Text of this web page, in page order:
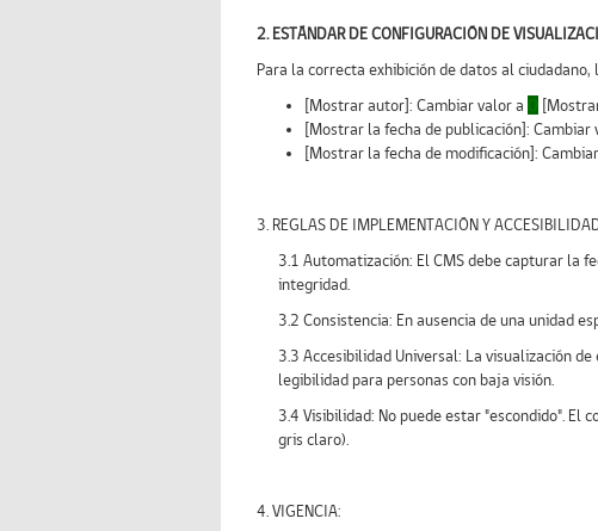
2. ESTÁNDAR DE CONFIGURACIÓN DE
Para la correcta exhibición de datos al
[Mostrar autor]: Cambiar valor a O
[Mostrar la fecha de publicación]: Cambiar
[Mostrar la fecha de modificación]:
3. REGLAS DE IMPLEMENTACIÓN Y
3.1 Automatización: El CMS debe capturar la
integridad.
3.2 Consistencia: En ausencia de una unidad
3.3 Accesibilidad Universal: La visualización
legibilidad para personas con baja visión.
3.4 Visibilidad: No puede estar "escondido".
gris claro).
4. VIGENCIA: